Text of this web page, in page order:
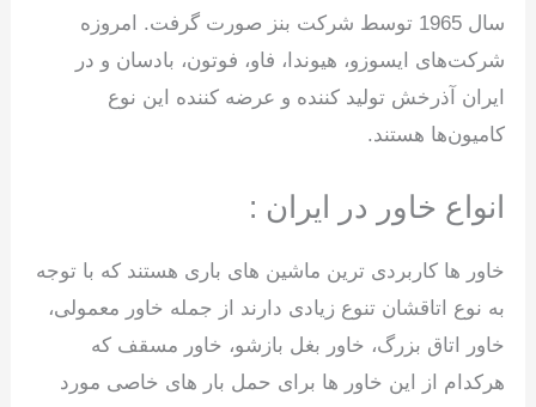
سال 1965 توسط شرکت بنز صورت گرفت. امروزه
شرکت‌های ایسوزو، هیوندا، فاو، فوتون، بادسان و در
ایران آذرخش تولید کننده و عرضه کننده این نوع
کامیون‌ها‌ هستند.
انواع خاور در ایران :
خاور ها کاربردی ترین ماشین های باری هستند که با توجه
به نوع اتاقشان تنوع زیادی دارند از جمله خاور معمولی،
خاور اتاق بزرگ، خاور بغل بازشو، خاور مسقف که
هرکدام از این خاور ها برای حمل بار های خاصی مورد